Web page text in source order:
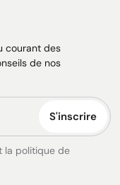
courant des
de nos
S'inscrire
la politique de